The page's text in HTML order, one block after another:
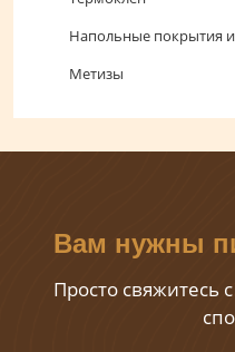
Напольные покрытия
Метизы
Вам нужны
Просто